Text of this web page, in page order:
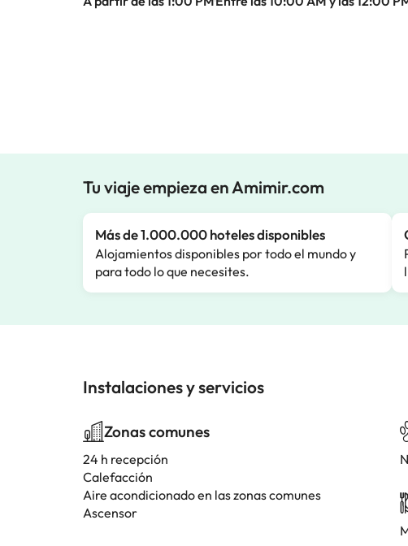
Tu viaje empieza en Amimir.com
Más de 1.000.000 hoteles disponibles
Alojamientos disponibles por todo el mundo y
para todo lo que necesites.
Instalaciones y servicios
Zonas comunes
24 h recepción
Calefacción
Aire acondicionado en las zonas comunes
Ascensor